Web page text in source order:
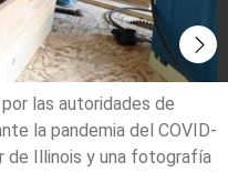
las autoridades de
la pandemia del COVID-
de Illinois y una fotografía